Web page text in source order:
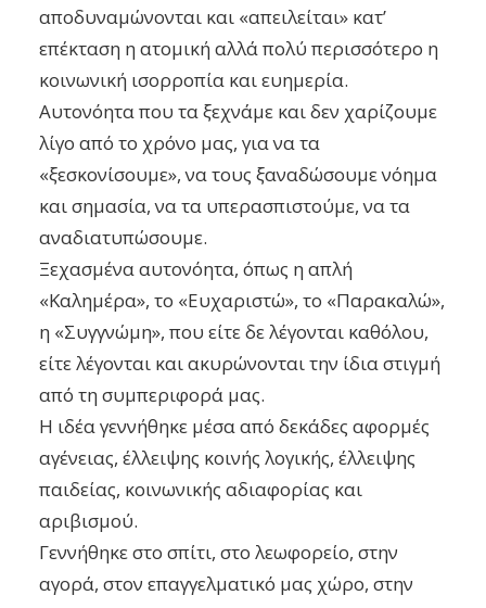
αποδυναμώνονται και «απειλείται» κατ’
επέκταση η ατομική αλλά πολύ περισσότερο η
κοινωνική ισορροπία και ευημερία.
Αυτονόητα που τα ξεχνάμε και δεν χαρίζουμε
λίγο από το χρόνο μας, για να τα
«ξεσκονίσουμε», να τους ξαναδώσουμε νόημα
και σημασία, να τα υπερασπιστούμε, να τα
αναδιατυπώσουμε.
Ξεχασμένα αυτονόητα, όπως η απλή
«Καλημέρα», το «Ευχαριστώ», το «Παρακαλώ»,
η «Συγγνώμη», που είτε δε λέγονται καθόλου,
είτε λέγονται και ακυρώνονται την ίδια στιγμή
από τη συμπεριφορά μας.
Η ιδέα γεννήθηκε μέσα από δεκάδες αφορμές
αγένειας, έλλειψης κοινής λογικής, έλλειψης
παιδείας, κοινωνικής αδιαφορίας και
αριβισμού.
Γεννήθηκε στο σπίτι, στο λεωφορείο, στην
αγορά, στον επαγγελματικό μας χώρο, στην